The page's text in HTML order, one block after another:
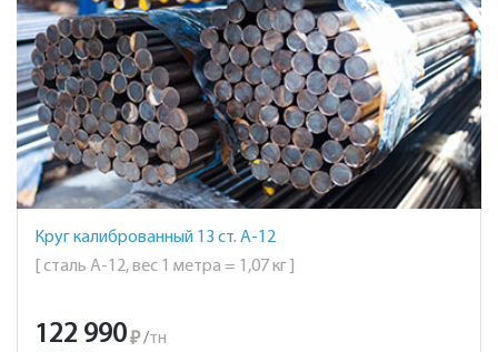
Круг калиброванный 13 ст. А-12
[ сталь А-12, вес 1 метра = 1,07 кг ]
122 990₽ /тн